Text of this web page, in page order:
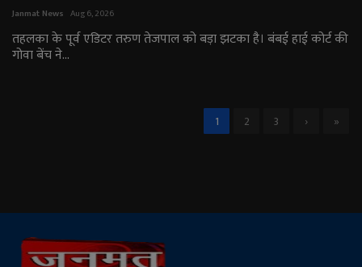
Janmat News Aug 6, 2026
तहलका के पूर्व एडिटर तरुण तेजपाल को बड़ा झटका है। बंबई हाई कोर्ट की
गोवा बेंच ने...
1 2 3 › »